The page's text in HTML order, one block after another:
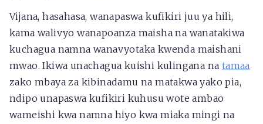
Vijana, hasahasa, wanapaswa kufikiri juu ya hili,
kama walivyo wanapoanza maisha na wanatakiwa
kuchagua namna wanavyotaka kwenda maishani
mwao. Ikiwa unachagua kuishi kulingana na tamaa
zako mbaya za kibinadamu na matakwa yako pia,
ndipo unapaswa kufikiri kuhusu wote ambao
wameishi kwa namna hiyo kwa miaka mingi na